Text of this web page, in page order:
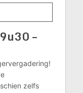
–
zelfs